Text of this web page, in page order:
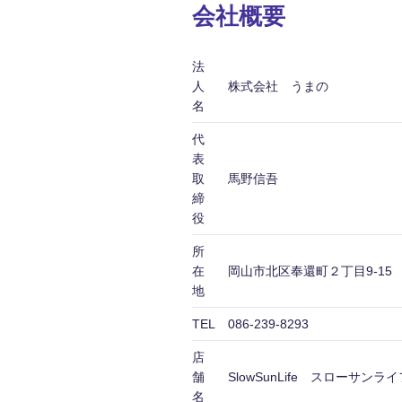
会社概要
法
人
名
株式会社 うまの
代
表
取
締
役
馬野信吾
所
在
地
岡山市北区奉還町２丁目9-15
TEL 086-239-8293
店
舗
名
SlowSunLife スローサンライ